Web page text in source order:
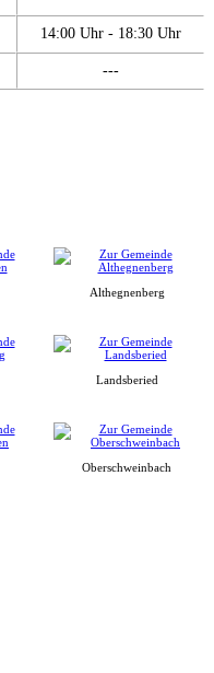
14:00 Uhr - 18:30 Uhr
---
Althegnenberg
Landsberied
Oberschweinbach